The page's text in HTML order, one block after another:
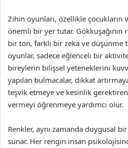
Zihin oyunları, özellikle çocukların
önemli bir yer tutar.
bir ton, farklı bir zeka ve düşünme
oyunlar, sadece eğlenceli bir
bireylerin bilişsel yeteneklerini
yapılan bulmacalar, dikkat
teşvik etmeye ve kesinlik
vermeyi öğrenmeye yardımcı olur.
Renkler, aynı zamanda duygusal
sunar. Her rengin insan